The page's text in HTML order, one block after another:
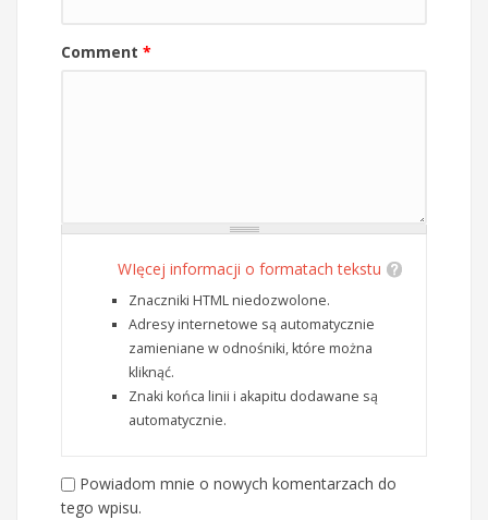
Comment *
WIęcej informacji o formatach tekstu
Znaczniki HTML niedozwolone.
Adresy internetowe są automatycznie
zamieniane w odnośniki, które można
kliknąć.
Znaki końca linii i akapitu dodawane są
automatycznie.
Powiadom mnie o nowych komentarzach do
tego wpisu.